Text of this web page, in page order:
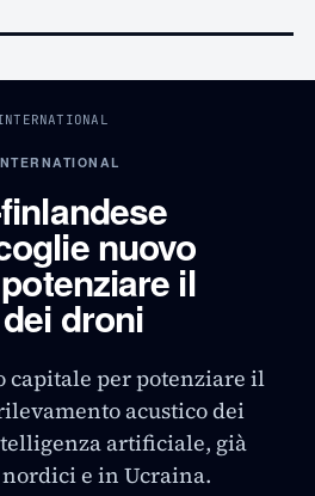
nuovo
il
droni
capitale per potenziare il
acustico dei
artificiale, già
e in Ucraina.